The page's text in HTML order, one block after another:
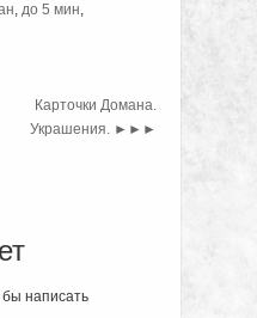
, до 5 мин,
Карточки Домана.
Украшения. ►►►
написать